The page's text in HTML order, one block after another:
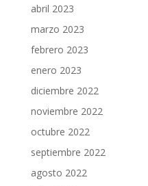
abril 2023
marzo 2023
febrero 2023
enero 2023
diciembre 2022
noviembre 2022
octubre 2022
septiembre 2022
agosto 2022